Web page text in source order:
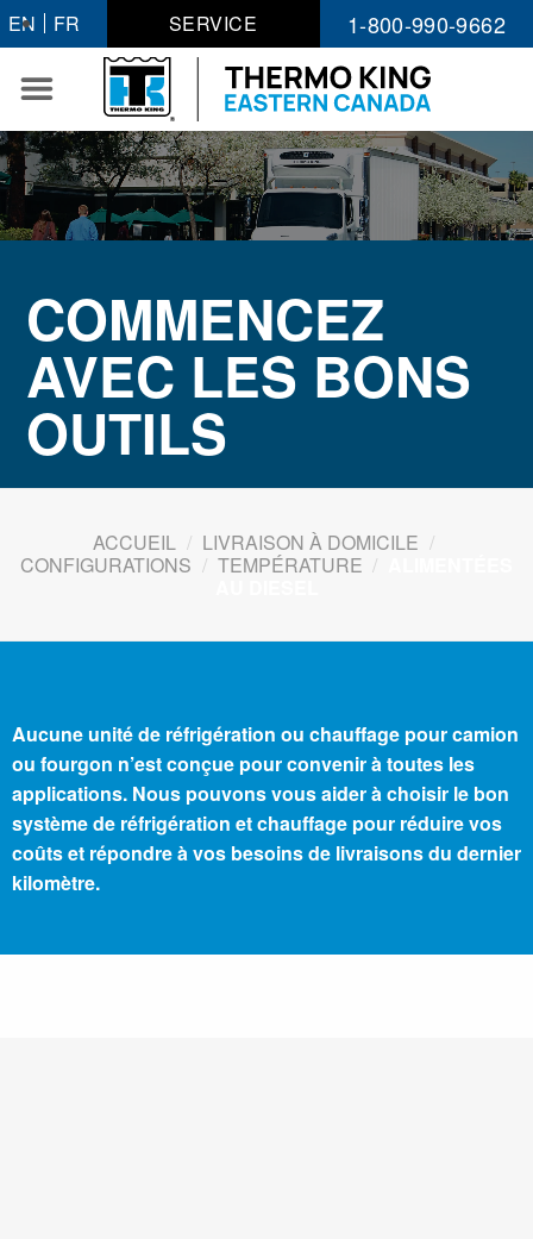
Passer
au
contenu
EN FR SERVICE 1-800-990-9662
COMMENCEZ
AVEC LES BONS
OUTILS
ACCUEIL / LIVRAISON À DOMICILE /
CONFIGURATIONS / TEMPÉRATURE /
Aucune unité de réfrigération ou chauffage pour camion
ou fourgon n’est conçue pour convenir à toutes les
applications. Nous pouvons vous aider à choisir le bon
système de réfrigération et chauffage pour réduire vos
coûts et répondre à vos besoins de livraisons du dernier
kilomètre.